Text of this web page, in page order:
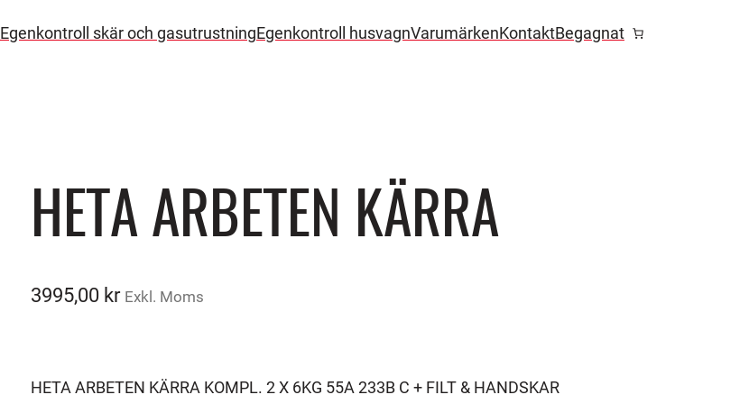
Egenkontroll skär och gasutrustningEgenkontroll husvagnVarumärkenKontaktBegagnat
HETA ARBETEN KÄRRA
3995,00 kr Exkl. Moms
HETA ARBETEN KÄRRA KOMPL. 2 X 6KG 55A 233B C + FILT & HANDSKAR